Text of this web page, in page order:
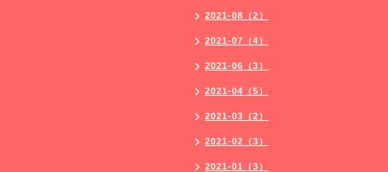
2021-08（2）
2021-07（4）
2021-06（3）
2021-04（5）
2021-03（2）
2021-02（3）
2021-01（3）